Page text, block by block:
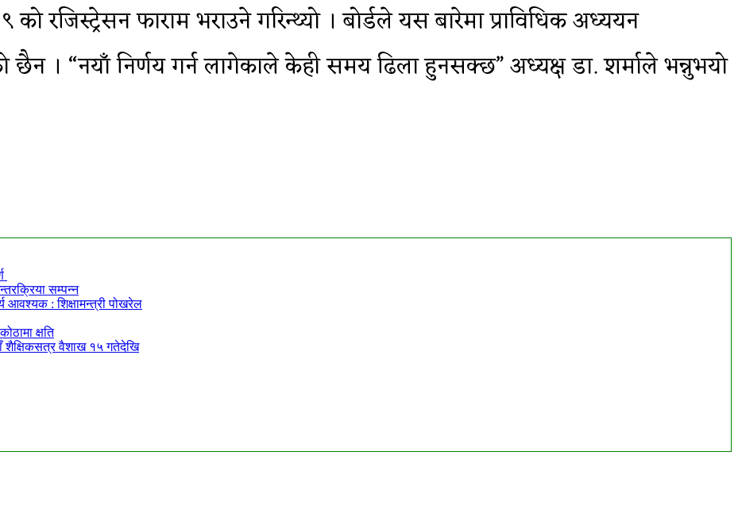
रजिस्ट्रेसन फाराम भराउने गरिन्थ्यो । बोर्डले यस बारेमा प्राविधिक अध्ययन
। “नयाँ निर्णय गर्न लागेकाले केही समय ढिला हुनसक्छ” अध्यक्ष डा. शर्माले भन्नुभयो
सम्पन्न
आवश्यक : शिक्षामन्त्री पोखरेल
क्षति
शैक्षिकसत्र वैशाख १५ गतेदेखि